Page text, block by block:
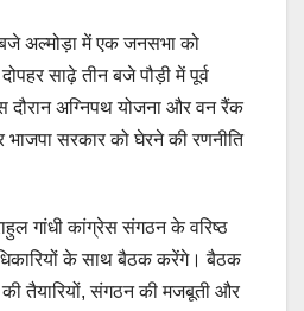
अल्मोड़ा में एक जनसभा को
साढ़े तीन बजे पौड़ी में पूर्व
अग्निपथ योजना और वन रैंक
सरकार को घेरने की रणनीति
गांधी कांग्रेस संगठन के वरिष्ठ
के साथ बैठक करेंगे। बैठक
तैयारियों, संगठन की मजबूती और